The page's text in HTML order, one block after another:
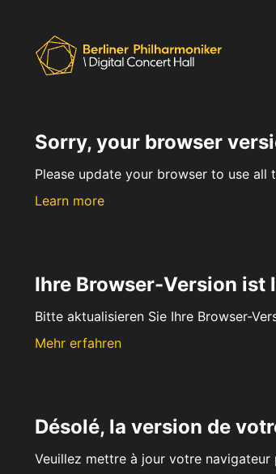
Sorry, your browser
Please update your browser to use
Learn more
Ihre Browser-Version ist
Bitte aktualisieren Sie Ihre Browser-
Mehr erfahren
Désolé, la version de
Veuillez mettre à jour votre